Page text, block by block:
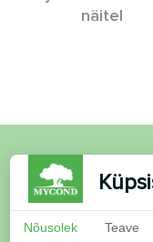
näitel
Soovid
küsimusi?
Nõusolek Teave